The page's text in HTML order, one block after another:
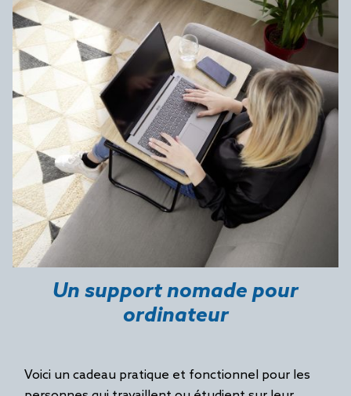
Un support nomade pour
ordinateur
Voici un cadeau pratique et fonctionnel pour les